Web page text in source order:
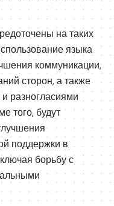
на таких
языка
коммуникации,
сторон, а также
разногласиями
того, будут
поддержки в
борьбу с